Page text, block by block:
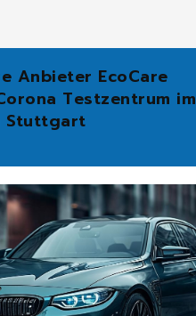
Anbieter EcoCare
Testzentrum im
Stuttgart